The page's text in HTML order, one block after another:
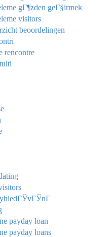
gГ¶zden geГ§irmek
visitors
beoordelingen
rencontre
payday loan
payday loans